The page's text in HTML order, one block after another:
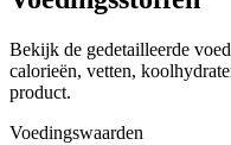
Bekijk de gedetailleerde
calorieën, vetten,
product.
Voedingswaarden